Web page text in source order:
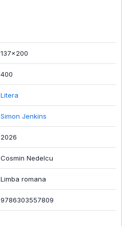
137x200
400
Litera
Simon Jenkins
2026
Cosmin Nedelcu
Limba romana
9786303557809